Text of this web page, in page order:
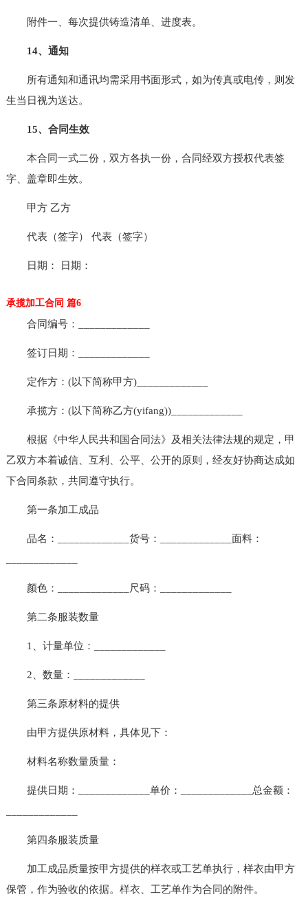
附件一、每次提供铸造清单、进度表。
14、通知
所有通知和通讯均需采用书面形式，如为传真或电传，则发
生当日视为送达。
15、合同生效
本合同一式二份，双方各执一份，合同经双方授权代表签
字、盖章即生效。
甲方 乙方
代表（签字） 代表（签字）
日期： 日期：
承揽加工合同 篇6
合同编号：_____________
签订日期：_____________
定作方：(以下简称甲方)_____________
承揽方：(以下简称乙方(yifang))_____________
根据《中华人民共和国合同法》及相关法律法规的规定，甲
乙双方本着诚信、互利、公平、公开的原则，经友好协商达成如
下合同条款，共同遵守执行。
第一条加工成品
品名：_____________货号：_____________面料：
颜色：_____________尺码：_____________
第二条服装数量
1、计量单位：_____________
2、数量：_____________
第三条原材料的提供
由甲方提供原材料，具体见下：
材料名称数量质量：
提供日期：_____________单价：_____________总金额：
第四条服装质量
加工成品质量按甲方提供的样衣或工艺单执行，样衣由甲方
保管，作为验收的依据。样衣、工艺单作为合同的附件。